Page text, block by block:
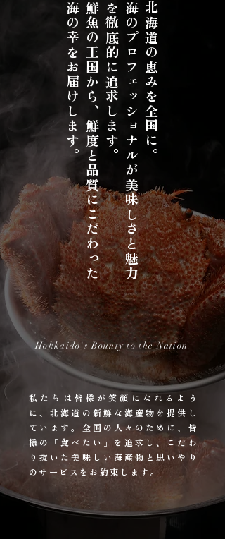
北海道の恵みを全国に。
海
の
プ
ロ
フ
ェ
ッ
シ
ョ
ナ
ル
が
美
味
し
さ
と
魅
力
を
徹
底
的
に
追
求
し
ま
す
。
鮮
魚
の
王
国
か
ら
、
鮮
度
と
品
質
に
こ
だ
わ
っ
た
海
の
幸
を
お
届
け
し
ま
す
。
私たちは皆様が笑顔になれるよう
に、北海道の新鮮な海産物を提供し
ています。全国の人々のために、皆
様の「食べたい」を追求し、こだわ
り抜いた美味しい海産物と思いやり
のサービスをお約束します。
Hokkaido's Bounty to the Nation